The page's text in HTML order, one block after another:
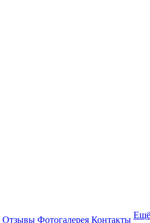
Отзывы Фотогалерея Контакты Ещё